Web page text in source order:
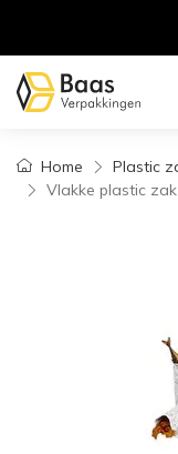
Home
Plastic
Vlakke plastic